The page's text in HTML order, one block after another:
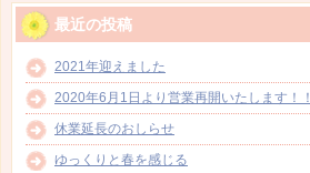
最近の投稿
2021年迎えました
2020年6月1日より営業再開いたします！！
休業延長のおしらせ
ゆっくりと春を感じる